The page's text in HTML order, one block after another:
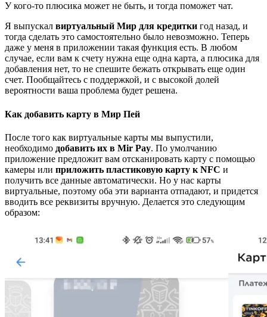
У кого-то плюсика может не быть, и тогда поможет чат.
Я выпускал виртуальный Мир для кредитки год назад, и
тогда сделать это самостоятельно было невозможно. Теперь
даже у меня в приложении такая функция есть. В любом
случае, если вам к счету нужна еще одна карта, а плюсика для
добавления нет, то не спешите бежать открывать еще один
счет. Пообщайтесь с поддержкой, и с высокой долей
вероятности ваша проблема будет решена.
Как добавить карту в Мир Пей
После того как виртуальные карты мы выпустили,
необходимо добавить их в Mir Pay. По умолчанию
приложение предложит вам отсканировать карту с помощью
камеры или приложить пластиковую карту к NFC и
получить все данные автоматически. Но у нас карты
виртуальные, поэтому оба эти варианта отпадают, и придется
вводить все реквизиты вручную. Делается это следующим
образом: